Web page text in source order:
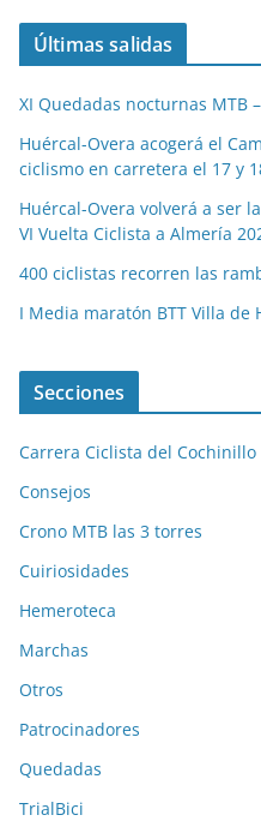
Últimas salidas
XI Quedadas nocturnas MTB
Huércal-Overa acogerá el
ciclismo en carretera el 17 y
Huércal-Overa volverá a ser
VI Vuelta Ciclista a Almería
400 ciclistas recorren las
I Media maratón BTT Villa de
Secciones
Carrera Ciclista del Cochinillo
Consejos
Crono MTB las 3 torres
Cuiriosidades
Hemeroteca
Marchas
Otros
Patrocinadores
Quedadas
TrialBici